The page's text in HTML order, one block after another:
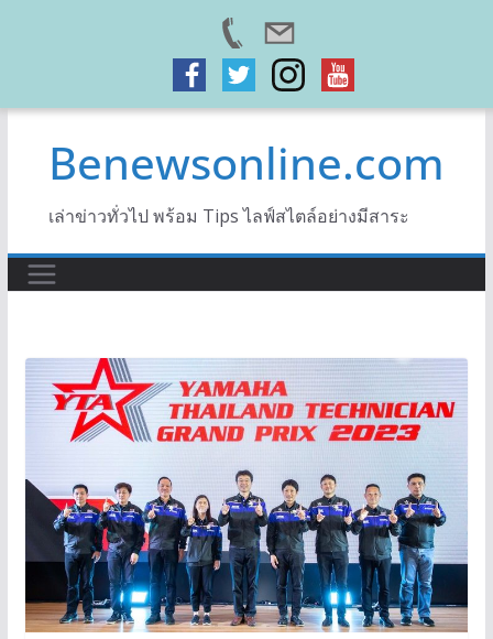
contentBenewsonline.com
เล่าข่าวทั่วไป พร้อม Tips ไลฟ์สไตล์อย่างมีสาระ